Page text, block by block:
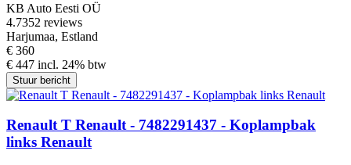
KB Auto Eesti OÜ
4.7352 reviews
Harjumaa, Estland
€ 360
€ 447 incl. 24% btw
Stuur bericht
Renault T Renault - 7482291437 - Koplampbak
links Renault